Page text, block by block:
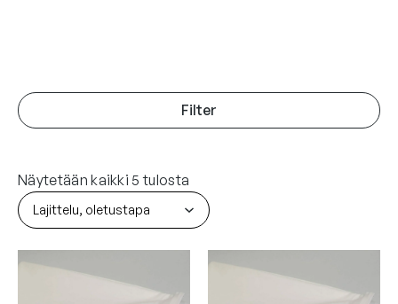
Filter
Näytetään kaikki 5 tulosta